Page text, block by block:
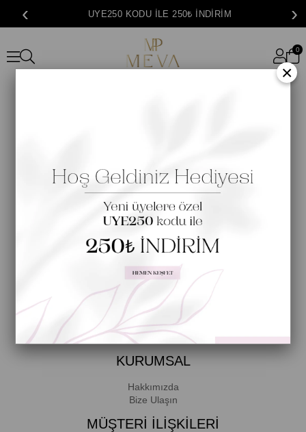
‹ UYE250 KODU İLE 250₺ İNDİRİM ›
0
En Yeni Koleksiyonları, Kampanyaları ve Özel İndirimler Hakkında Bilgi
Almak İçin E - Bültene Kayıt Olun
Üyelik koşullarını vekişisel verileriminkorunmasını kabul ediyorum.
KURUMSAL
Hakkımızda
Bize Ulaşın
MÜŞTERİ İLİŞKİLERİ
×